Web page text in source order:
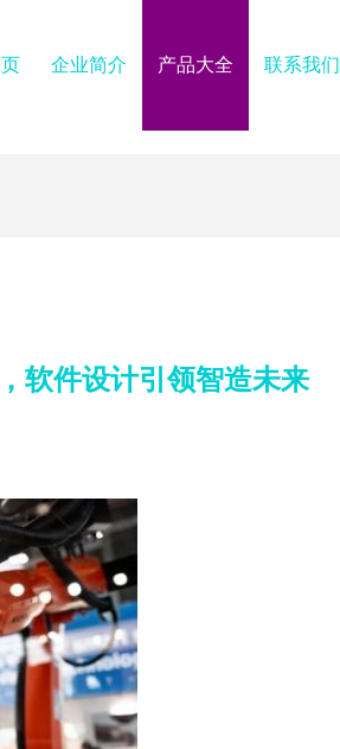
企业简介 产品大全 联系我们
软件设计引领智造未来